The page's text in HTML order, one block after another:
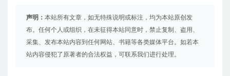
声明： 本站所有文章，如无特殊说明或标注，均为本站原创发
布。任何个人或组织，在未征得本站同意时，禁止复制、盗用、
采集、发布本站内容到任何网站、书籍等各类媒体平台。如若本
站内容侵犯了原著者的合法权益，可联系我们进行处理。